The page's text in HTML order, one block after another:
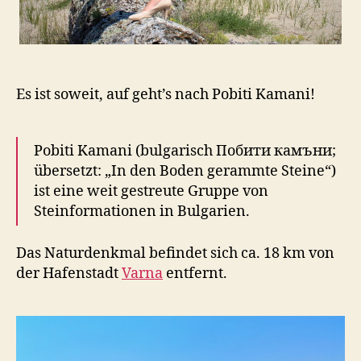
Es ist soweit, auf geht’s nach Pobiti Kamani!
Pobiti Kamani (bulgarisch Побити камъни;
übersetzt: „In den Boden gerammte Steine“)
ist eine weit gestreute Gruppe von
Steinformationen in Bulgarien.
Das Naturdenkmal befindet sich ca. 18 km von
der HafenstadtVarna entfernt.